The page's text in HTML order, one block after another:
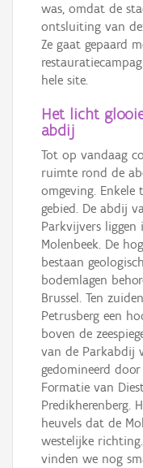
was, omdat de
ontsluiting van
Ze gaat gepaard
hele site.
Het licht
abdij
Tot op vandaag
ruimte rond de
omgeving. Enkele
gebied. De abdij
Parkvijvers
Molenbeek. De
bestaan
bodemlagen
Brussel. Ten
Petrusberg een
boven de
van de Parkabdij
gedomineerd
Formatie van
Predikherenberg.
heuvels dat de
westelijke
vinden we nog